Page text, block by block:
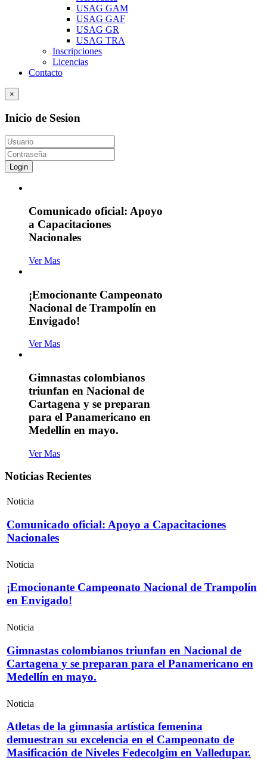
USAG GAM
USAG GAF
USAG GR
USAG TRA
Inscripciones
Licencias
Contacto
×
Inicio de Sesion
Login
Comunicado oficial: Apoyo
a Capacitaciones
Nacionales
Ver Mas
¡Emocionante Campeonato
Nacional de Trampolín en
Envigado!
Ver Mas
Gimnastas colombianos
triunfan en Nacional de
Cartagena y se preparan
para el Panamericano en
Medellín en mayo.
Ver Mas
Noticias Recientes
Noticia
Comunicado oficial: Apoyo a Capacitaciones
Nacionales
Noticia
¡Emocionante Campeonato Nacional de Trampolín
en Envigado!
Noticia
Gimnastas colombianos triunfan en Nacional de
Cartagena y se preparan para el Panamericano en
Medellín en mayo.
Noticia
Atletas de la gimnasia artística femenina
demuestran su excelencia en el Campeonato de
Masificación de Niveles Fedecolgim en Valledupar.